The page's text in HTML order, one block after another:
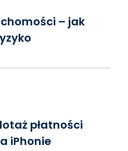
– jak
płatności
iPhonie